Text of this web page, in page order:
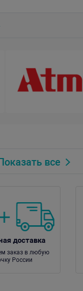
все
доставка
заказ в любую
России